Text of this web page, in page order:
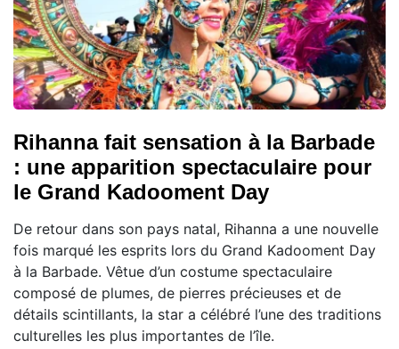
Rihanna fait sensation à la Barbade
: une apparition spectaculaire pour
le Grand Kadooment Day
De retour dans son pays natal, Rihanna a une nouvelle
fois marqué les esprits lors du Grand Kadooment Day
à la Barbade. Vêtue d’un costume spectaculaire
composé de plumes, de pierres précieuses et de
détails scintillants, la star a célébré l’une des traditions
culturelles les plus importantes de l’île.